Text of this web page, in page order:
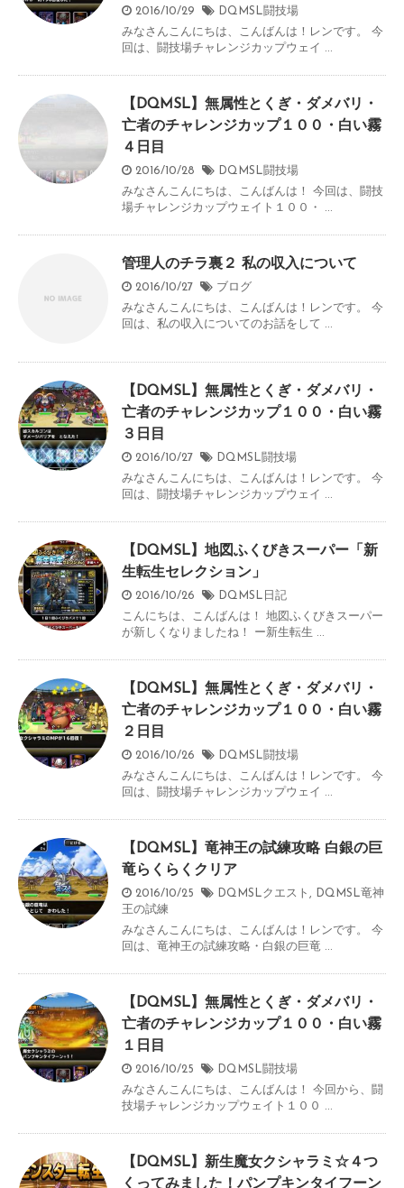
2016/10/29
DQMSL闘技場
みなさんこんにちは、こんばんは！レンです。 今
回は、闘技場チャレンジカップウェイ ...
【DQMSL】無属性とくぎ・ダメバリ・
亡者のチャレンジカップ１００・白い霧
４日目
2016/10/28
DQMSL闘技場
みなさんこんにちは、こんばんは！ 今回は、闘技
場チャレンジカップウェイト１００・ ...
管理人のチラ裏２ 私の収入について
2016/10/27
ブログ
みなさんこんにちは、こんばんは！レンです。 今
回は、私の収入についてのお話をして ...
【DQMSL】無属性とくぎ・ダメバリ・
亡者のチャレンジカップ１００・白い霧
３日目
2016/10/27
DQMSL闘技場
みなさんこんにちは、こんばんは！レンです。 今
回は、闘技場チャレンジカップウェイ ...
【DQMSL】地図ふくびきスーパー「新
生転生セレクション」
2016/10/26
DQMSL日記
こんにちは、こんばんは！ 地図ふくびきスーパー
が新しくなりましたね！ ー新生転生 ...
【DQMSL】無属性とくぎ・ダメバリ・
亡者のチャレンジカップ１００・白い霧
２日目
2016/10/26
DQMSL闘技場
みなさんこんにちは、こんばんは！レンです。 今
回は、闘技場チャレンジカップウェイ ...
【DQMSL】竜神王の試練攻略 白銀の巨
竜らくらくクリア
2016/10/25 DQMSLクエスト ,
DQMSL竜神
王の試練
みなさんこんにちは、こんばんは！レンです。 今
回は、竜神王の試練攻略・白銀の巨竜 ...
【DQMSL】無属性とくぎ・ダメバリ・
亡者のチャレンジカップ１００・白い霧
１日目
2016/10/25
DQMSL闘技場
みなさんこんにちは、こんばんは！ 今回から、闘
技場チャレンジカップウェイト１００ ...
【DQMSL】新生魔女クシャラミ☆４つ
くってみました！パンプキンタイフーン